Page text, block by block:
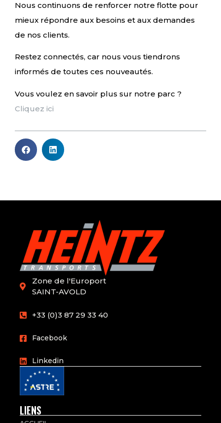
Nous continuons de renforcer notre flotte pour
mieux répondre aux besoins et aux demandes
de nos clients.
Restez connectés, car nous vous tiendrons
informés de toutes ces nouveautés.
Vous voulez en savoir plus sur notre parc ?
Cliquez ici
Zone de l'Europort
SAINT-AVOLD
+33 (0)3 87 29 33 40
Facebook
Linkedin
LIENS